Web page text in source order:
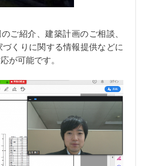
ご紹介、建築計画のご相談、
くりに関する情報提供などに
が可能です。